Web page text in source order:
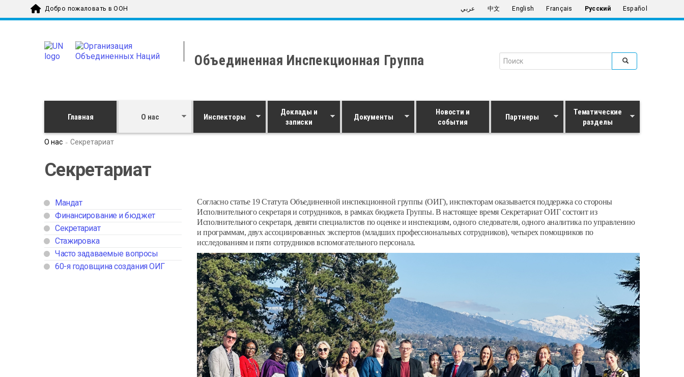
Skip to main contentДобро пожаловать в ООН عربي 中文 English Français Русский Español
Объединенная Инспекционная Группа Search form
Главная О нас Инспекторы
Доклады и
записки
Документы
Новости и
события
Партнеры
Тематические
разделы
О нас Секретариат
Секретариат
Мандат
Финансирование и бюджет
Секретариат
Стажировка
Часто задаваемые вопросы
60-я годовщина создания ОИГ
Согласно статье 19 Статута Объединенной инспекционной группы (ОИГ), инспекторам оказывается поддержка со стороны
Исполнительного секретаря и сотрудников, в рамках бюджета Группы. В настоящее время Секретариат ОИГ состоит из
Исполнительного секретаря, девяти специалистов по оценке и инспекциям, одного следователя, одного аналитика по управлению
и программам, двух ассоциированных экспертов (младших профессиональных сотрудников), четырех помощников по
исследованиям и пяти сотрудников вспомогательного персонала.